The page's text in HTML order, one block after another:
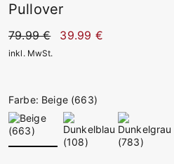
Pullover
79.99 € 39.99 €
inkl. MwSt.
Farbe: Beige (663)